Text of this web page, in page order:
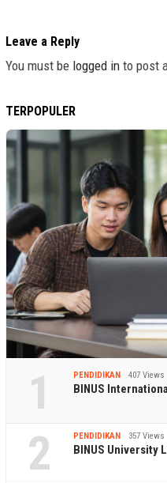
Leave a Reply
You must be logged in to post
TERPOPULER
1 PENDIDIKAN 407 Views
BINUS
2 PENDIDIKAN 357 Views
BINUS University